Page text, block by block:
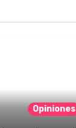
Opiniones